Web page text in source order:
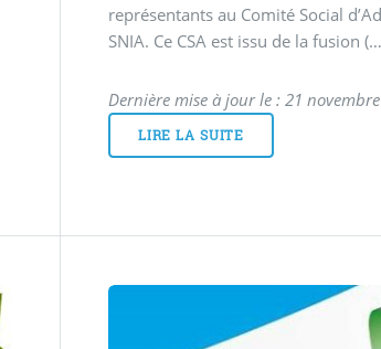
représentants au Comité Social
SNIA. Ce CSA est issu de la fusion
Dernière mise à jour le : 21
LIRE LA SUITE